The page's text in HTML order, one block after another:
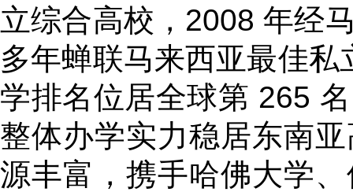
立综合高校，2008 年经
多年蝉联马来西亚最佳
学排名位居全球第 265
整体办学实力稳居东南
源丰富，携手哈佛大学